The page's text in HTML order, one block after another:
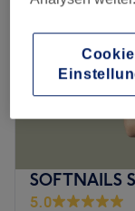
Sonntag
Im Herzen von
Nagelstudio mit
und kreative
langlebige Gel-
individuellen
perfekte Nägel
SOFTNAILS
5.0